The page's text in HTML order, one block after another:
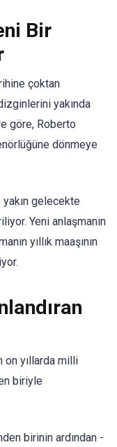
Bir
çoktan
yakında
göre, Roberto
dönmeye
gelecekte
Yeni anlaşmanın
yıllık maaşının
on yıllarda milli
biriyle
birinin ardından -